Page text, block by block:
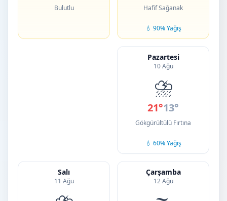
Bulutlu Hafif Sağanak
💧 90% Yağış
Pazartesi
10 Ağu
⛈️
21°13°
Gökgürültülü Fırtına
💧 60% Yağış
Salı
11 Ağu
Çarşamba
12 Ağu